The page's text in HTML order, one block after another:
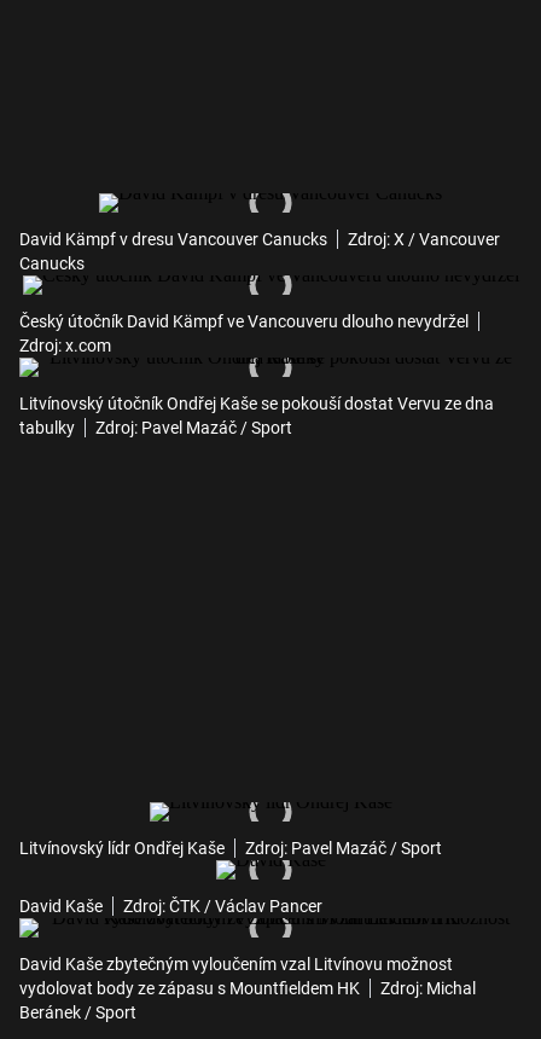
David Kämpf v dresu Vancouver Canucks
Zdroj: X / Vancouver
Canucks
Český útočník David Kämpf ve Vancouveru dlouho nevydržel
Zdroj: x.com
Litvínovský útočník Ondřej Kaše se pokouší dostat Vervu ze dna
tabulky
Zdroj: Pavel Mazáč / Sport
Litvínovský lídr Ondřej Kaše Zdroj: Pavel Mazáč / Sport
David Kaše Zdroj: ČTK / Václav Pancer
David Kaše zbytečným vyloučením vzal Litvínovu možnost
vydolovat body ze zápasu s Mountfieldem HK
Zdroj: Michal
Beránek / Sport